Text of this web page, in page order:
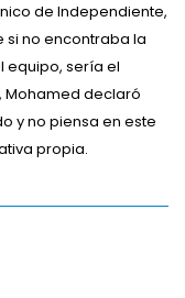
de Independiente,
no encontraba la
equipo, sería el
Mohamed declaró
y no piensa en este
propia.